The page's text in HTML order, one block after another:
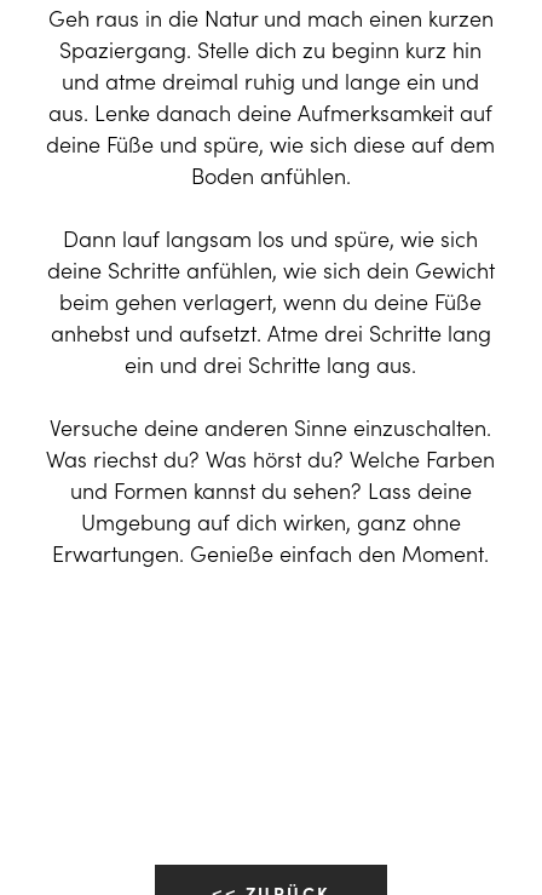
Geh raus in die Natur und mach einen kurzen
Spaziergang. Stelle dich zu beginn kurz hin
und atme dreimal ruhig und lange ein und
aus. Lenke danach deine Aufmerksamkeit auf
deine Füße und spüre, wie sich diese auf dem
Boden anfühlen.
Dann lauf langsam los und spüre, wie sich
deine Schritte anfühlen, wie sich dein Gewicht
beim gehen verlagert, wenn du deine Füße
anhebst und aufsetzt. Atme drei Schritte lang
ein und drei Schritte lang aus.
Versuche deine anderen Sinne einzuschalten.
Was riechst du? Was hörst du? Welche Farben
und Formen kannst du sehen? Lass deine
Umgebung auf dich wirken, ganz ohne
Erwartungen. Genieße einfach den Moment.